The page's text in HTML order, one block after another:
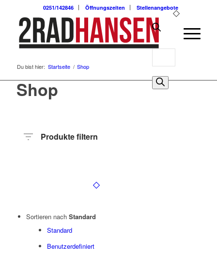
0251/142846 Öffnungszeiten Stellenangebote
0
Du bist hier: Startseite / Shop
Shop
Produkte filtern
Sortieren nach Standard
Standard
Benutzerdefiniert